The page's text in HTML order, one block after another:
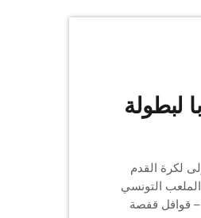
الجولة 2 إيابا لبطولة
الأولى لكرة القدم
المتلوي – الملعب التونسي
– قوافل قفصة